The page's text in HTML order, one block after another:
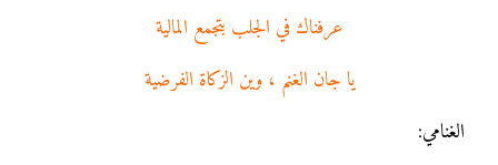
عرفناك في الجلب بتجمع المالية
يا جان الغنم ، وين الزكاة الفرضية
الغنامي: